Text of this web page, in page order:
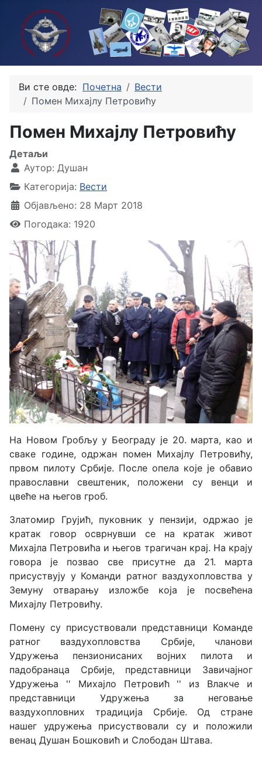
Ви сте овде: Почетна
Вести
Помен Михајлу Петровићу
Помен Михајлу Петровићу
Детаљи
Аутор: Душан
Категорија: Вести
Објављено: 28 Март 2018
Погодака: 1920
На Новом Гробљу у Београду је 20. марта, као и
сваке године, одржан помен Михајлу Петровићу,
првом пилоту Србије. После опела које је обавио
православни свештеник, положени су венци и
цвеће на његов гроб.
Златомир Грујић, пуковник у пензији, одржао је
кратак говор осврнувши се на кратак живот
Михајла Петровића и његов трагичан крај. На крају
говора је позвао све присутне да 21. марта
присуствују у Команди ратног ваздухопловства у
Земуну отварању изложбе која је посвећена
Михајлу Петровићу.
Помену су присуствовали представници Команде
ратног ваздухопловства Србије, чланови
Удружења пензионисаних војних пилота и
падобранаца Србије, представници Завичајног
Удружења '' Михајло Петровић '' из Влакче и
представници Удружења за неговање
ваздухопловних традиција Србије. Од стране
нашег удружења присуствовали су и положили
венац Душан Бошковић и Слободан Штава.